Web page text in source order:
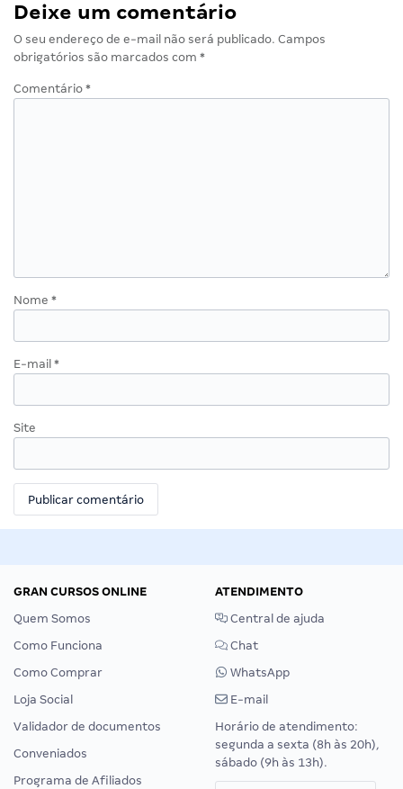
Deixe um comentário
O seu endereço de e-mail não será publicado. Campos
obrigatórios são marcados com *
Comentário *
Nome *
E-mail *
Site
GRAN CURSOS ONLINE
Quem Somos
Como Funciona
Como Comprar
Loja Social
Validador de documentos
Conveniados
Programa de Afiliados
ATENDIMENTO
Central de ajuda
Chat
WhatsApp
E-mail
Horário de atendimento:
segunda a sexta (8h às 20h),
sábado (9h às 13h).